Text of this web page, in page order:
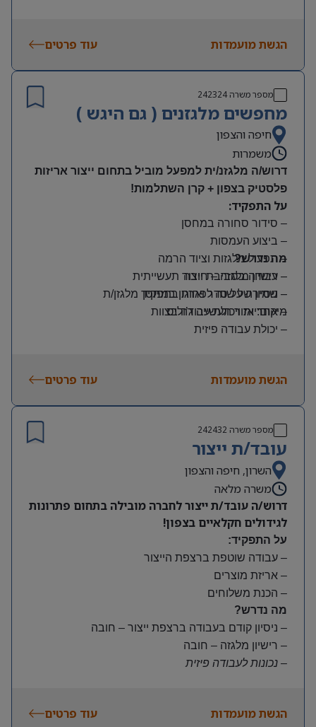
הגשת מועמדות עוד פרטים
מספר משרה242324
מחפשים מלגזנים ( גם היגש )
חיפה והצפון
משמרות
דרוש/ה מלגזנ/ית למפעל מוביל בתחום ייצור אריזות
פלסטיק בצפון + קרן השתלמות!
על התפקיד:
– סידור סחורה במחסן
– ביצוע העמסות
– תפעול מלגזות וציוד הרמה
– עבודה בסביבת ייצור תעשייתית
– שמירה על סדר וארגון במחסן
מה נדרש?
– רישיון מלגזה – חובה
– ניסיון של שנה לפחות בתפקיד מלגזן/ת
– אחריות ויכולת עבודה בצוות
– יכולת עבודה פיזית
משמרות:
שעות נוספות לפי צורך
תנאים:
סיבוס
קרן השתלמות
מיקום: אזור תעשייה ג’וליס
הגשת מועמדות עוד פרטים
מספר משרה 242432
עובד/ת ייצור
השרון, חיפה והצפון
משרה מלאה
דרוש/ה עובד/ת ייצור לחברה מובילה בתחום פתרונות
לגידולים חקלאיים בצפון!
על התפקיד:
– עבודה שוטפת ברצפת הייצור
– אריזת מוצרים
– הכנת משלוחים
מה נדרש?
– ניסיון קודם בעבודה ברצפת ייצור – חובה
– רישיון מלגזה – חובה
– נכונות לעבודה פיזית
משרה מלאה | ימים א-ה | 6:30-15:30
הגשת מועמדות עוד פרטים